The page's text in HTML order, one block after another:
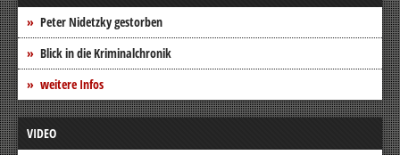
Peter Nidetzky gestorben
Blick in die Kriminalchronik
weitere Infos
VIDEO